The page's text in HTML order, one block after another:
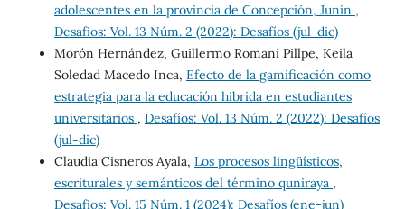
adolescentes en la provincia de Concepción, Junín ,
Desafíos: Vol. 13 Núm. 2 (2022): Desafíos (jul-dic)
Morón Hernández, Guillermo Romani Pillpe, Keila
Soledad Macedo Inca, Efecto de la gamificación como
estrategia para la educación híbrida en estudiantes
universitarios , Desafíos: Vol. 13 Núm. 2 (2022): Desafíos
(jul-dic)
Claudia Cisneros Ayala, Los procesos lingüísticos,
escriturales y semánticos del término quniraya ,
Desafíos: Vol. 15 Núm. 1 (2024): Desafíos (ene-jun)